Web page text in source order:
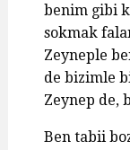
benim gibi
sokmak
Zeyneple
de bizimle
Zeynep de,
Ben tabii